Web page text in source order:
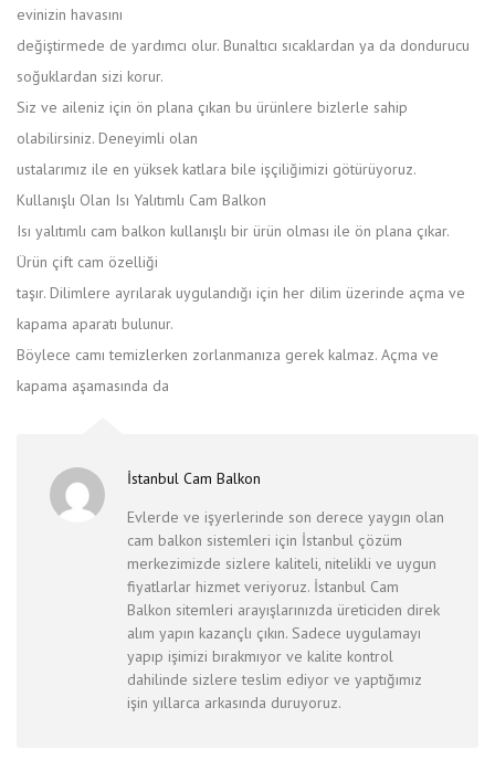
evinizin havasını
değiştirmede de yardımcı olur. Bunaltıcı sıcaklardan ya da dondurucu
soğuklardan sizi korur.
Siz ve aileniz için ön plana çıkan bu ürünlere bizlerle sahip
olabilirsiniz. Deneyimli olan
ustalarımız ile en yüksek katlara bile işçiliğimizi götürüyoruz.
Kullanışlı Olan Isı Yalıtımlı Cam Balkon
Isı yalıtımlı cam balkon kullanışlı bir ürün olması ile ön plana çıkar.
Ürün çift cam özelliği
taşır. Dilimlere ayrılarak uygulandığı için her dilim üzerinde açma ve
kapama aparatı bulunur.
Böylece camı temizlerken zorlanmanıza gerek kalmaz. Açma ve
kapama aşamasında da
İstanbul Cam Balkon
Evlerde ve işyerlerinde son derece yaygın olan
cam balkon sistemleri için İstanbul çözüm
merkezimizde sizlere kaliteli, nitelikli ve uygun
fiyatlarlar hizmet veriyoruz. İstanbul Cam
Balkon sitemleri arayışlarınızda üreticiden direk
alım yapın kazançlı çıkın. Sadece uygulamayı
yapıp işimizi bırakmıyor ve kalite kontrol
dahilinde sizlere teslim ediyor ve yaptığımız
işin yıllarca arkasında duruyoruz.